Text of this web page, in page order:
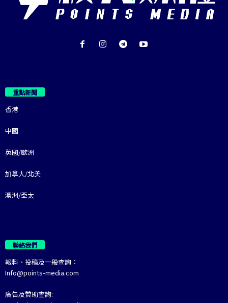
重點新聞
香港
中國
英國/歐洲
加拿大/北美
澳洲/亞太
聯絡我們
報料、投稿及一般查詢：
Info@points-media.com
廣告及贊助查詢: